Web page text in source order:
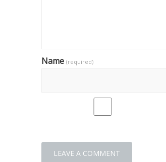
Name (required)